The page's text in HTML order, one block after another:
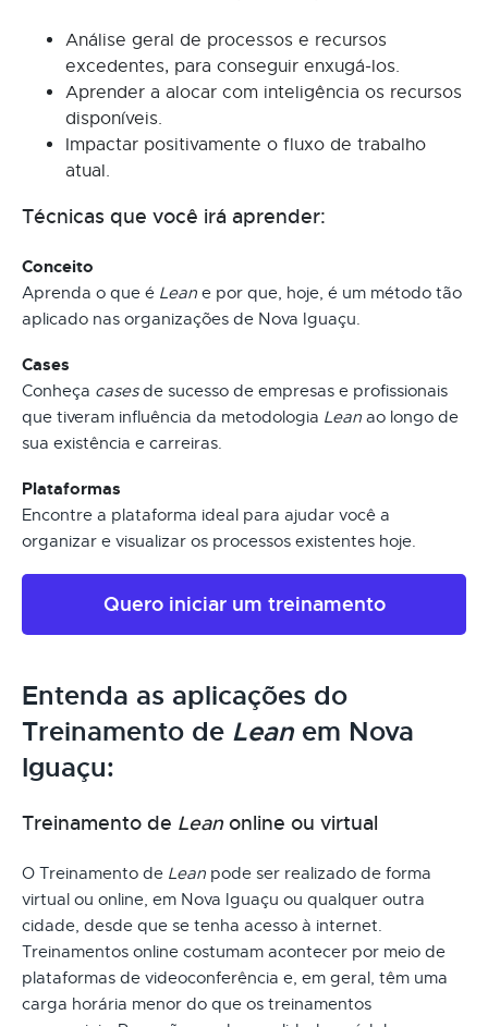
Análise geral de processos e recursos
excedentes, para conseguir enxugá-los.
Aprender a alocar com inteligência os recursos
disponíveis.
Impactar positivamente o fluxo de trabalho
atual.
Técnicas que você irá aprender:
Conceito
Aprenda o que é Lean e por que, hoje, é um método tão
aplicado nas organizações de Nova Iguaçu.
Cases
Conheça casesde sucesso de empresas e profissionais
que tiveram influência da metodologia Lean ao longo de
sua existência e carreiras.
Plataformas
Encontre a plataforma ideal para ajudar você a
organizar e visualizar os processos existentes hoje.
Quero iniciar um treinamento
Entenda as aplicações do
Treinamento de Leanem Nova
Iguaçu:
Treinamento de Lean online ou virtual
O Treinamento de Lean pode ser realizado de forma
virtual ou online, em Nova Iguaçu ou qualquer outra
cidade, desde que se tenha acesso à internet.
Treinamentos online costumam acontecer por meio de
plataformas de videoconferência e, em geral, têm uma
carga horária menor do que os treinamentos